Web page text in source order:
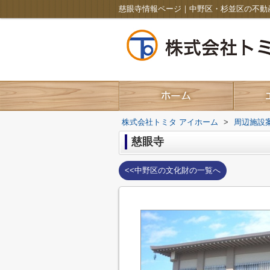
慈眼寺情報ページ｜中野区・杉並区の不
株式会社トミタ アイホーム > 周辺施設
慈眼寺
<<中野区の文化財の一覧へ